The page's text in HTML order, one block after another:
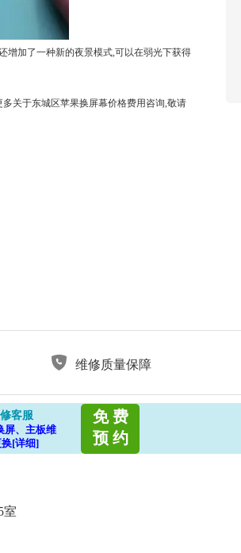
增加了一种新的夜景模式,可以在弱光下获得
关于东城区苹果换屏幕价格费用咨询,敬请
维修质量保障
客服
屏、主板维
[详细]
免 费
预 约
室